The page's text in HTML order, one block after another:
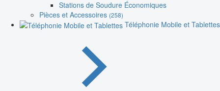
Stations de Soudure Économiques
Pièces et Accessoires (258)
Téléphonie Mobile et Tablettes